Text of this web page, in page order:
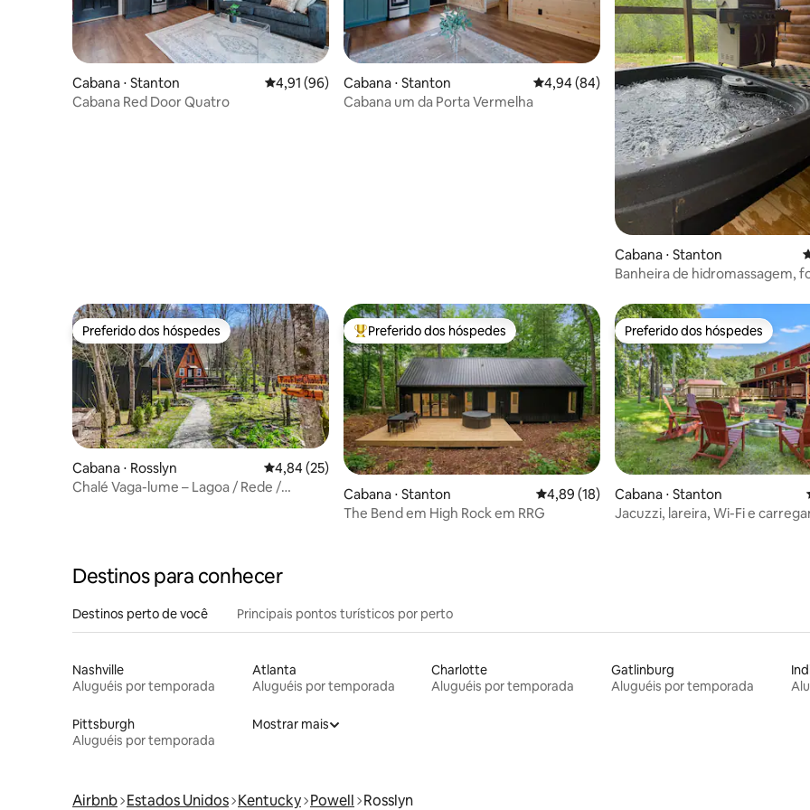
Cabana ⋅ Stanton 4,91 de uma avaliação média de 5, 96 avaliações
4,91 (96)
Cabana Red Door Quatro
Cabana ⋅ Stanton 4,94 de uma avaliação média de 5, 84
4,94 (84)
Cabana um da Porta Vermelha
Cabana ⋅ Stanton
Banheira de hidromassagem,
Preferido dos hóspedes
Preferido dos hóspedes
Cabana ⋅ Rosslyn 4,84 de uma avaliação média de 5, 25 avaliações
4,84 (25)
Chalé Vaga-lume – Lagoa / Rede /
Entre os melhores preferidos dos hóspedes
Preferido dos hóspedes
Cabana ⋅ Stanton 4,89 de uma avaliação média de 5, 18
4,89 (18)
The Bend em High Rock em RRG
Preferido dos hóspedes
Preferido dos hóspedes
Cabana ⋅ Stanton
Jacuzzi, lareira, Wi-Fi e
Destinos para conhecer
Destinos perto de você Principais pontos turísticos por perto
Nashville
Aluguéis por temporada
Atlanta
Aluguéis por temporada
Charlotte
Aluguéis por temporada
Gatlinburg
Aluguéis por temporada
Pittsburgh
Aluguéis por temporada
Mostrar mais
Airbnb Estados Unidos Kentucky Powell Rosslyn